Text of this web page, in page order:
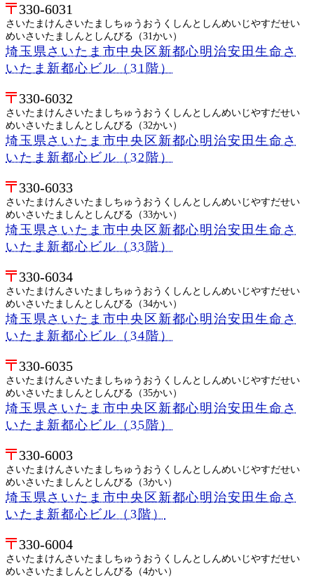
330-6031
さいたまけんさいたましちゅうおうくしんとしんめいじやすだせい
めいさいたましんとしんびる（31かい）
埼玉県さいたま市中央区新都心明治安田生命さ
いたま新都心ビル（31階）
330-6032
さいたまけんさいたましちゅうおうくしんとしんめいじやすだせい
めいさいたましんとしんびる（32かい）
埼玉県さいたま市中央区新都心明治安田生命さ
いたま新都心ビル（32階）
330-6033
さいたまけんさいたましちゅうおうくしんとしんめいじやすだせい
めいさいたましんとしんびる（33かい）
埼玉県さいたま市中央区新都心明治安田生命さ
いたま新都心ビル（33階）
330-6034
さいたまけんさいたましちゅうおうくしんとしんめいじやすだせい
めいさいたましんとしんびる（34かい）
埼玉県さいたま市中央区新都心明治安田生命さ
いたま新都心ビル（34階）
330-6035
さいたまけんさいたましちゅうおうくしんとしんめいじやすだせい
めいさいたましんとしんびる（35かい）
埼玉県さいたま市中央区新都心明治安田生命さ
いたま新都心ビル（35階）
330-6003
さいたまけんさいたましちゅうおうくしんとしんめいじやすだせい
めいさいたましんとしんびる（3かい）
埼玉県さいたま市中央区新都心明治安田生命さ
いたま新都心ビル（3階）
330-6004
さいたまけんさいたましちゅうおうくしんとしんめいじやすだせい
めいさいたましんとしんびる（4かい）